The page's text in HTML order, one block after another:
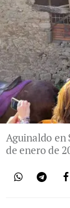
Aguinaldo en
de enero de